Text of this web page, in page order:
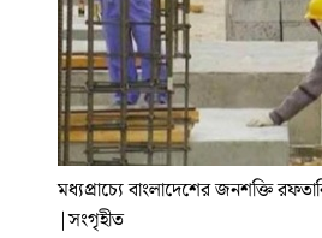
মধ্যপ্রাচ্যে বাংলাদেশের জনশক্তি
|সংগৃহীত